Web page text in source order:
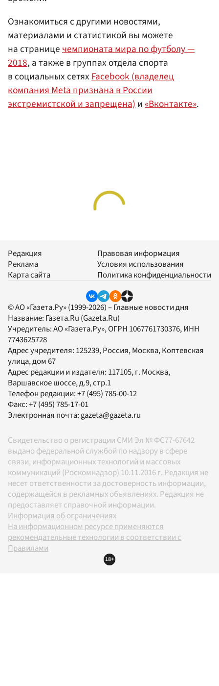
Ознакомиться с другими новостями,
материалами и статистикой вы можете
на странице чемпионата мира по футболу —
2018, а также в группах отдела спорта
в социальных сетях Facebook (владелец
компания Meta признана в России
экстремистской и запрещена) и«Вконтакте».
Редакция
Реклама
Карта сайта
Правовая информация
Условия использования
Политика конфиденциальности
© АО «Газета.Ру» (1999-2026) – Главные новости дня
Название: Газета.Ru (Gazeta.Ru)
Учредитель:АО «Газета.Ру», ОГРН 1067761730376, ИНН
7743625728
Адрес учредителя: 125239, Россия, Москва, Коптевская
улица, дом 67
Адрес редакции и издателя: 117105, г. Москва,
Варшавское шоссе, д.9, стр.1
Телефон редакции:+7 (495) 785-00-12
Факс:+7 (495) 785-17-01
Электронная почта:gazeta@gazeta.ru
Свидетельство о регистрации СМИ Эл № ФС77-67642
выдано федеральной службой по надзору в сфере
связи, информационных технологий и массовых
коммуникаций (Роскомнадзор) 10.11.2016 г. Редакция не
несет ответственности за достоверность информации,
содержащейся в рекламных объявлениях. Редакция не
предоставляет справочной информации.
Информация об ограничениях
На информационном ресурсе применяются
рекомендательные технологии в соответствии с
Правилами
18+